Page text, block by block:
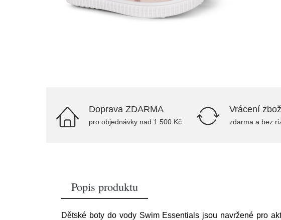
Doprava ZDARMA
pro objednávky nad 1.500 Kč
Vrácení
zdarma a bez
Popis produktu
Dětské boty do vody Swim Essentials jsou navržené pro